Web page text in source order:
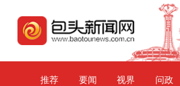
推荐 要闻 视界 问政